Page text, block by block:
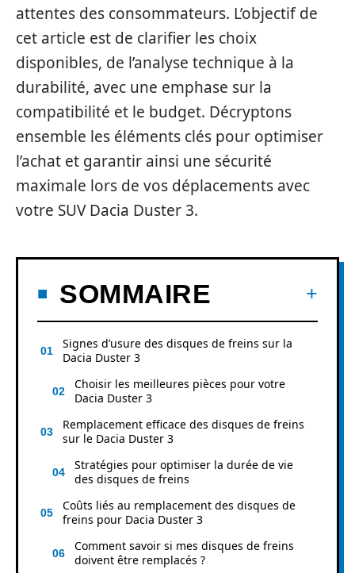
attentes des consommateurs. L’objectif de
cet article est de clarifier les choix
disponibles, de l’analyse technique à la
durabilité, avec une emphase sur la
compatibilité et le budget. Décryptons
ensemble les éléments clés pour optimiser
l’achat et garantir ainsi une sécurité
maximale lors de vos déplacements avec
votre SUV Dacia Duster 3.
SOMMAIRE
Signes d’usure des disques de freins sur la
Dacia Duster 3
Choisir les meilleures pièces pour votre
Dacia Duster 3
Remplacement efficace des disques de freins
sur le Dacia Duster 3
Stratégies pour optimiser la durée de vie
des disques de freins
Coûts liés au remplacement des disques de
freins pour Dacia Duster 3
Comment savoir si mes disques de freins
doivent être remplacés ?